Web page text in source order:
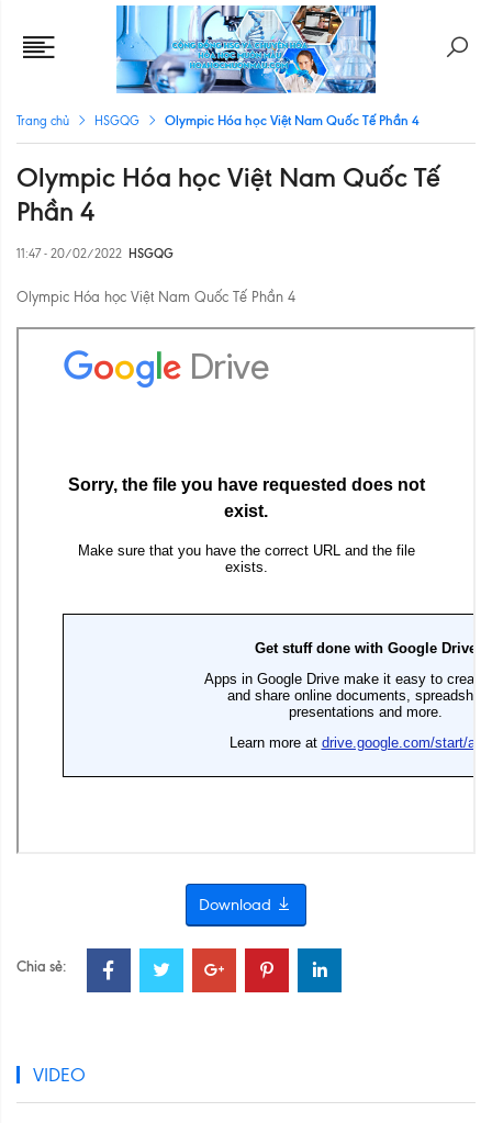
Trang chủ HSGQG Olympic Hóa học Việt Nam Quốc Tế Phần 4
Olympic Hóa học Việt Nam Quốc Tế
Phần 4
11:47 - 20/02/2022 HSGQG
Olympic Hóa học Việt Nam Quốc Tế Phần 4
Download
Chia sẻ:
VIDEO